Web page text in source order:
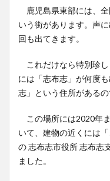
鹿児島県東部には、全
いう街があります。声
回も出てきます。
これだけなら特別珍
には「志布志」が何度
志」という住所があるの
この場所には2020年
いて、建物の近くには
の 志布志市役所 志布志
ました。